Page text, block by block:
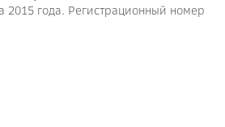
2015 года. Регистрационный номер